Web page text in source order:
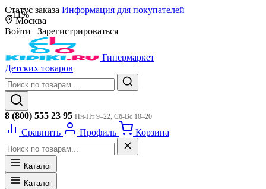
Статус заказа Информация для покупателей
Москва
Войти | Зарегистрироваться
Гипермаркет
Детских товаров
8 (800) 555 23 95 Пн-Пт 9–22, Сб-Вс 10–20
Сравнить Профиль Корзина
Каталог
Каталог
-11%